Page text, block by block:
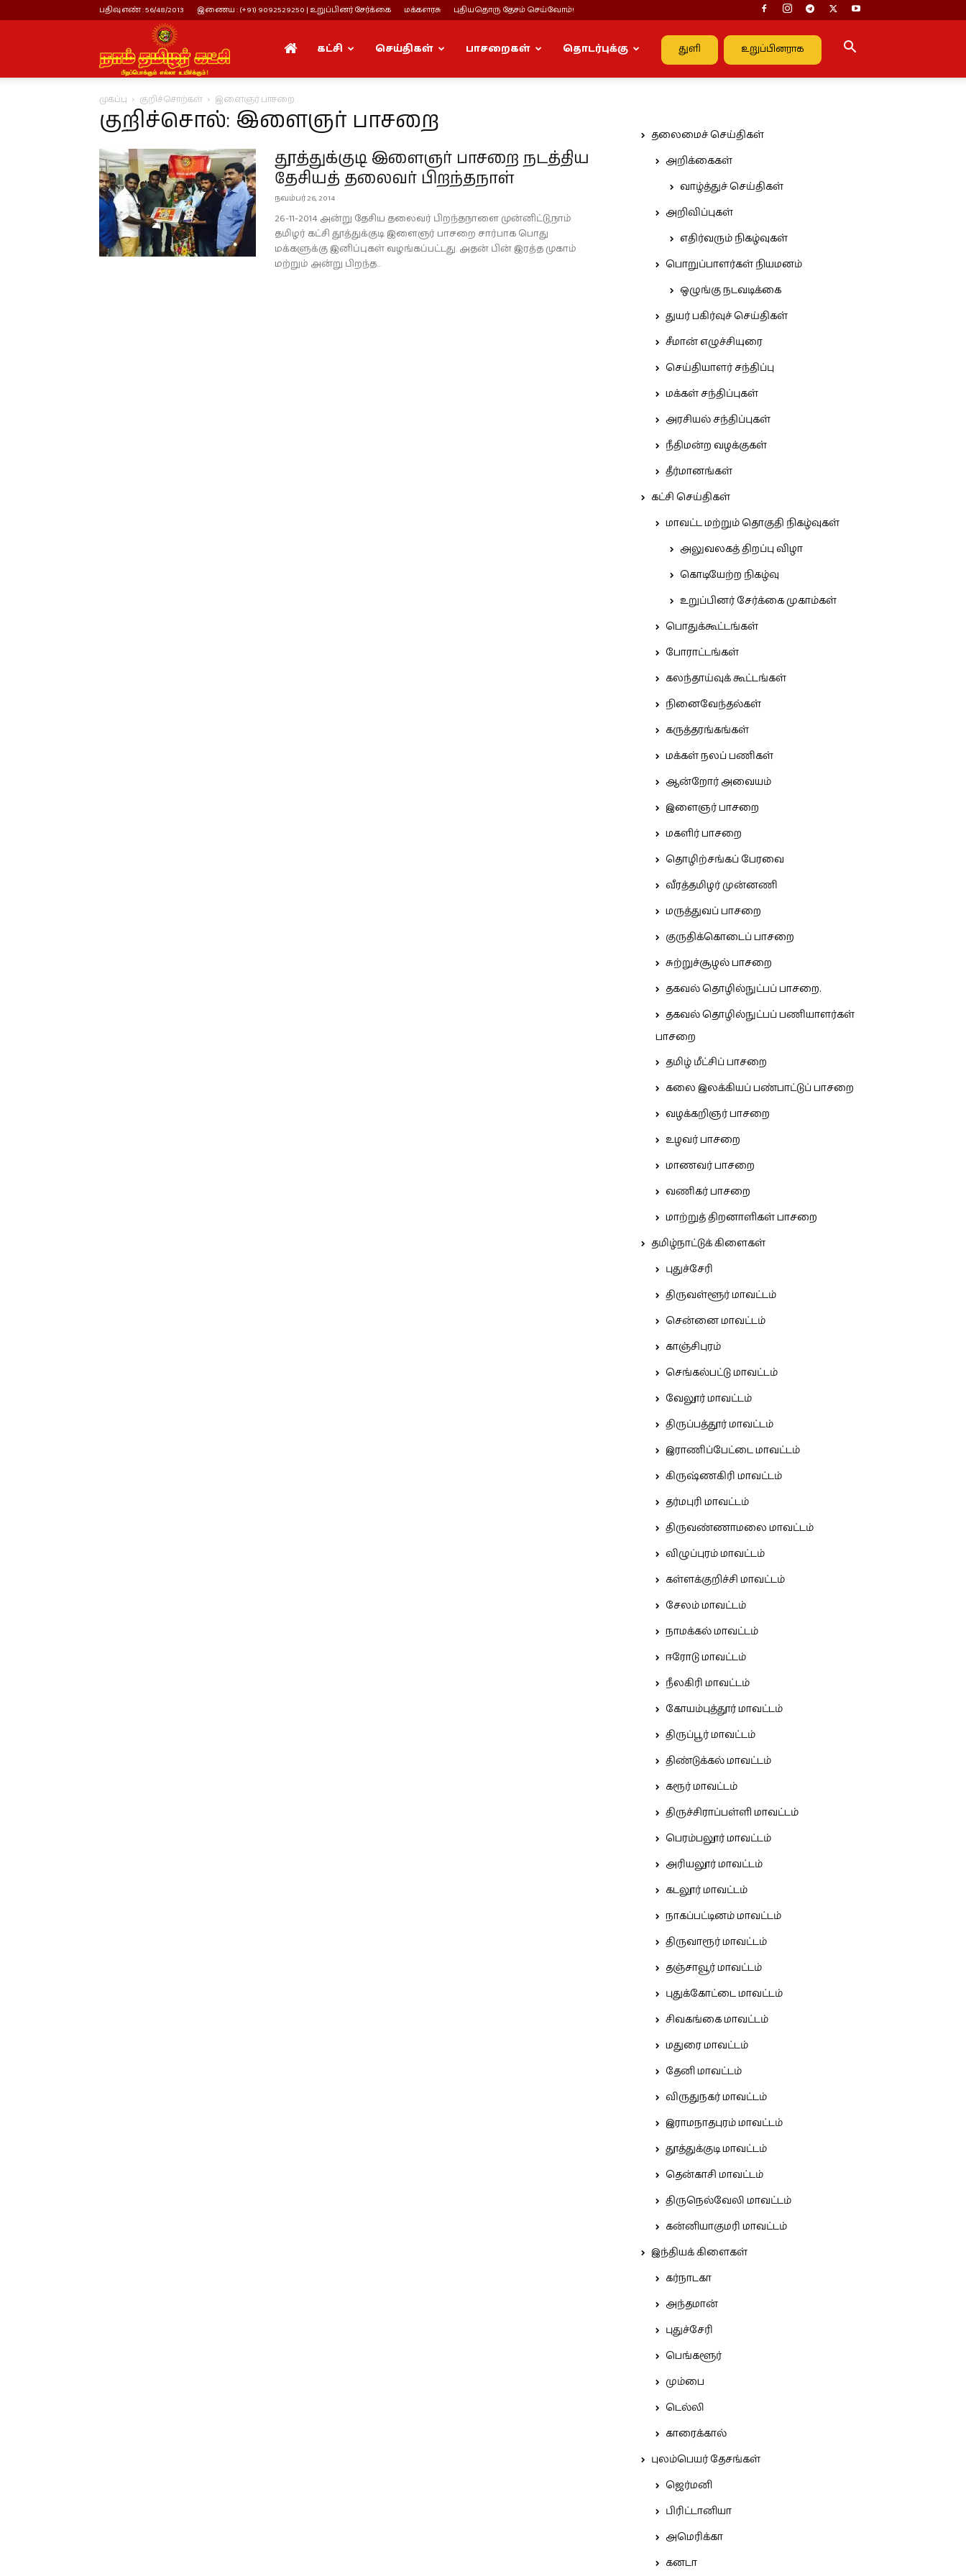
பதிவு எண் : 56/48/2013 இணைய : (+91) 9092529250 | உறுப்பினர் சேர்க்கை மக்களரசு புதியதொரு தேசம் செய்வோம்!
துளி உறுப்பினராக
நாம்
தமிழர்
கட்சி
கட்சி செய்திகள் பாசறைகள் தொடர்புக்கு
முகப்பு குறிச்சொற்கள் இளைஞர் பாசறை
குறிச்சொல்: இளைஞர் பாசறை
தூத்துக்குடி இளைஞர் பாசறை நடத்திய
தேசியத் தலைவர் பிறந்தநாள்
நவம்பர் 26, 2014
26-11-2014 அன்று தேசிய தலைவர் பிறந்தநாளை முன்னிட்டு,நாம்
தமிழர் கட்சி தூத்துக்குடி இளைஞர் பாசறை சார்பாக பொது
மக்களுக்கு இனிப்புகள் வழங்கப்பட்டது. அதன் பின் இரத்த முகாம்
மற்றும் அன்று பிறந்த...
தலைமைச் செய்திகள்
அறிக்கைகள்
வாழ்த்துச் செய்திகள்
அறிவிப்புகள்
எதிர்வரும் நிகழ்வுகள்
பொறுப்பாளர்கள் நியமனம்
ஒழுங்கு நடவடிக்கை
துயர் பகிர்வுச் செய்திகள்
சீமான் எழுச்சியுரை
செய்தியாளர் சந்திப்பு
மக்கள் சந்திப்புகள்
அரசியல் சந்திப்புகள்
நீதிமன்ற வழக்குகள்
தீர்மானங்கள்
கட்சி செய்திகள்
மாவட்ட மற்றும் தொகுதி நிகழ்வுகள்
அலுவலகத் திறப்பு விழா
கொடியேற்ற நிகழ்வு
உறுப்பினர் சேர்க்கை முகாம்கள்
பொதுக்கூட்டங்கள்
போராட்டங்கள்
கலந்தாய்வுக் கூட்டங்கள்
நினைவேந்தல்கள்
கருத்தரங்கங்கள்
மக்கள் நலப் பணிகள்
ஆன்றோர் அவையம்
இளைஞர் பாசறை
மகளிர் பாசறை
தொழிற்சங்கப் பேரவை
வீரத்தமிழர் முன்னணி
மருத்துவப் பாசறை
குருதிக்கொடைப் பாசறை
சுற்றுச்சூழல் பாசறை
தகவல் தொழில்நுட்பப் பாசறை.
தகவல் தொழில்நுட்பப் பணியாளர்கள்
பாசறை
தமிழ் மீட்சிப் பாசறை
கலை இலக்கியப் பண்பாட்டுப் பாசறை
வழக்கறிஞர் பாசறை
உழவர் பாசறை
மாணவர் பாசறை
வணிகர் பாசறை
மாற்றுத் திறனாளிகள் பாசறை
தமிழ்நாட்டுக் கிளைகள்
புதுச்சேரி
திருவள்ளூர் மாவட்டம்
சென்னை மாவட்டம்
காஞ்சிபுரம்
செங்கல்பட்டு மாவட்டம்
வேலூர் மாவட்டம்
திருப்பத்தூர் மாவட்டம்
இராணிப்பேட்டை மாவட்டம்
கிருஷ்ணகிரி மாவட்டம்
தர்மபுரி மாவட்டம்
திருவண்ணாமலை மாவட்டம்
விழுப்புரம் மாவட்டம்
கள்ளக்குறிச்சி மாவட்டம்
சேலம் மாவட்டம்
நாமக்கல் மாவட்டம்
ஈரோடு மாவட்டம்
நீலகிரி மாவட்டம்
கோயம்புத்தூர் மாவட்டம்
திருப்பூர் மாவட்டம்
திண்டுக்கல் மாவட்டம்
கரூர் மாவட்டம்
திருச்சிராப்பள்ளி மாவட்டம்
பெரம்பலூர் மாவட்டம்
அரியலூர் மாவட்டம்
கடலூர் மாவட்டம்
நாகப்பட்டினம் மாவட்டம்
திருவாரூர் மாவட்டம்
தஞ்சாவூர் மாவட்டம்
புதுக்கோட்டை மாவட்டம்
சிவகங்கை மாவட்டம்
மதுரை மாவட்டம்
தேனி மாவட்டம்
விருதுநகர் மாவட்டம்
இராமநாதபுரம் மாவட்டம்
தூத்துக்குடி மாவட்டம்
தென்காசி மாவட்டம்
திருநெல்வேலி மாவட்டம்
கன்னியாகுமரி மாவட்டம்
இந்தியக் கிளைகள்
கர்நாடகா
அந்தமான்
புதுச்சேரி
பெங்களூர்
மும்பை
டெல்லி
காரைக்கால்
புலம்பெயர் தேசங்கள்
ஜெர்மனி
பிரிட்டானியா
அமெரிக்கா
கனடா